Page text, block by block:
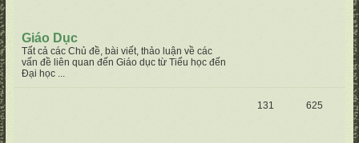
Giáo Dục
Tất cả các Chủ đề, bài viết, thảo luận về các
vấn đề liên quan đến Giáo dục từ Tiểu học đến
Đại học ...
131 625